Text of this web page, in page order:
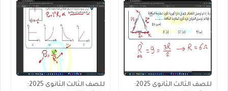
للصف الثالث الثانوى 2025:
للصف الثالث الثانوى 2025: